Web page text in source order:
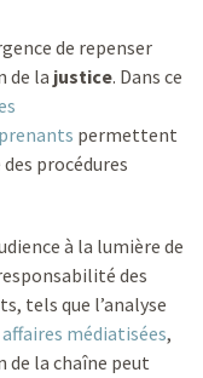
de repenser
de la justice. Dans ce
permettent
procédures
à la lumière de
des
tels que l’analyse
affaires médiatisées,
la chaîne peut